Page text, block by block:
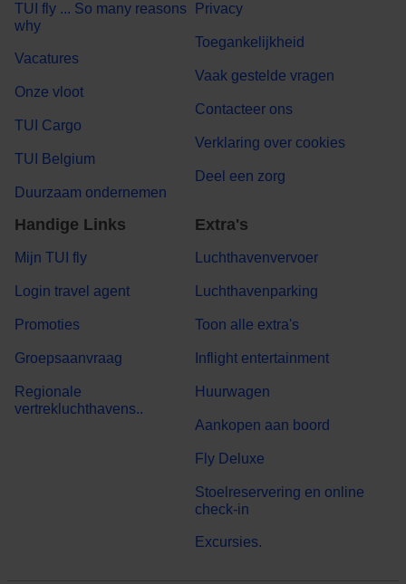
TUI fly ... So many reasons
why
Vacatures
Onze vloot
TUI Cargo
TUI Belgium
Duurzaam ondernemen
Privacy
Toegankelijkheid
Vaak gestelde vragen
Contacteer ons
Verklaring over cookies
Deel een zorg
Handige Links
Mijn TUI fly
Login travel agent
Promoties
Groepsaanvraag
Regionale
vertrekluchthavens..
Extra's
Luchthavenvervoer
Luchthavenparking
Toon alle extra's
Inflight entertainment
Huurwagen
Aankopen aan boord
Fly Deluxe
Stoelreservering en online
check-in
Excursies.